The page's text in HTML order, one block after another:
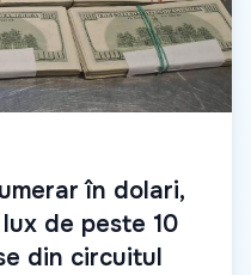
în dolari,
de peste 10
din circuitul